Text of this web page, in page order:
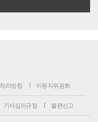
리방침 이용자위원회
기사심의규정 불편신고